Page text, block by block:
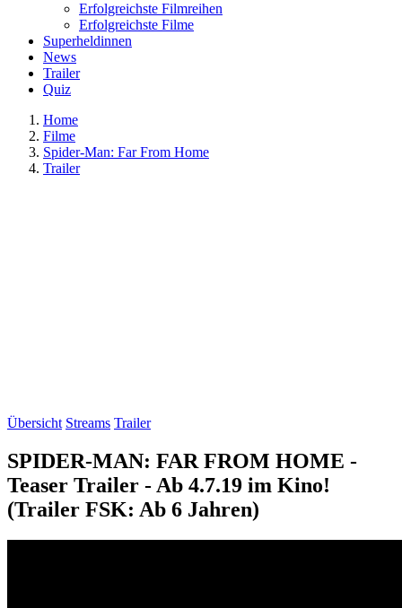
Erfolgreichste Filmreihen
Erfolgreichste Filme
Superheldinnen
News
Trailer
Quiz
Home
Filme
Spider-Man: Far From Home
Trailer
Übersicht Streams Trailer
SPIDER-MAN: FAR FROM HOME -
Teaser Trailer - Ab 4.7.19 im Kino!
(Trailer FSK: Ab 6 Jahren)